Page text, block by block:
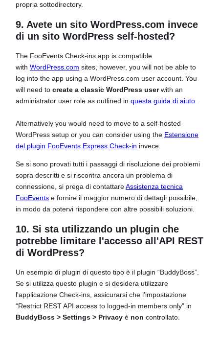
propria sottodirectory.
9. Avete un sito WordPress.com invece
di un sito WordPress self-hosted?
The FooEvents Check-ins app is compatible
with WordPress.com sites, however, you will not be able to
log into the app using a WordPress.com user account. You
will need to create a classic WordPress userwith an
administrator user role as outlined in questa guida di aiuto
Alternatively you would need to move to a self-hosted
WordPress setup or you can consider using the Estensione
del plugin FooEvents Express Check-in invece.
Se si sono provati tutti i passaggi di risoluzione dei problemi
sopra descritti e si riscontra ancora un problema di
connessione, si prega di contattareAssistenza tecnica
FooEvents e fornire il maggior numero di dettagli possibile,
in modo da potervi rispondere con altre possibili soluzioni.
10. Si sta utilizzando un plugin che
potrebbe limitare l'accesso all'API REST
di WordPress?
Un esempio di plugin di questo tipo è il plugin “BuddyBoss”.
Se si utilizza questo plugin e si desidera utilizzare
l'applicazione Check-ins, assicurarsi che l'impostazione
“Restrict REST API access to logged-in members only” in
BuddyBoss > Settings > Privacy è non controllato.